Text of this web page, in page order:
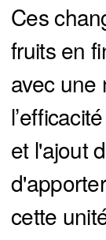
Ces
fruits en
avec une
et l'ajout
cette